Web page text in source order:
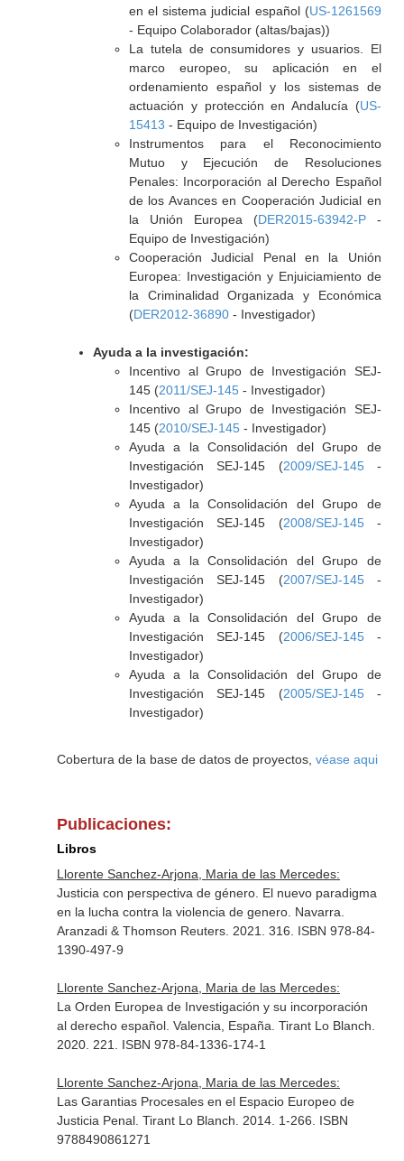
en el sistema judicial español (US-1261569
- Equipo Colaborador (altas/bajas))
La tutela de consumidores y usuarios. El
marco europeo, su aplicación en el
ordenamiento español y los sistemas de
actuación y protección en Andalucía (US-
15413 - Equipo de Investigación)
Instrumentos para el Reconocimiento
Mutuo y Ejecución de Resoluciones
Penales: Incorporación al Derecho Español
de los Avances en Cooperación Judicial en
la Unión Europea (DER2015-63942-P-
Equipo de Investigación)
Cooperación Judicial Penal en la Unión
Europea: Investigación y Enjuiciamiento de
la Criminalidad Organizada y Económica
(DER2012-36890- Investigador)
Ayuda a la investigación:
Incentivo al Grupo de Investigación SEJ-
145 (2011/SEJ-145- Investigador)
Incentivo al Grupo de Investigación SEJ-
145 (2010/SEJ-145- Investigador)
Ayuda a la Consolidación del Grupo de
Investigación SEJ-145 (2009/SEJ-145-
Investigador)
Ayuda a la Consolidación del Grupo de
Investigación SEJ-145 (2008/SEJ-145-
Investigador)
Ayuda a la Consolidación del Grupo de
Investigación SEJ-145 (2007/SEJ-145-
Investigador)
Ayuda a la Consolidación del Grupo de
Investigación SEJ-145 (2006/SEJ-145-
Investigador)
Ayuda a la Consolidación del Grupo de
Investigación SEJ-145 (2005/SEJ-145-
Investigador)
Cobertura de la base de datos de proyectos, véase aqui
Publicaciones:
Libros
Llorente Sanchez-Arjona, Maria de las Mercedes:
Justicia con perspectiva de género. El nuevo paradigma
en la lucha contra la violencia de genero. Navarra.
Aranzadi & Thomson Reuters. 2021. 316. ISBN 978-84-
1390-497-9
Llorente Sanchez-Arjona, Maria de las Mercedes:
La Orden Europea de Investigación y su incorporación
al derecho español. Valencia, España. Tirant Lo Blanch.
2020. 221. ISBN 978-84-1336-174-1
Llorente Sanchez-Arjona, Maria de las Mercedes:
Las Garantias Procesales en el Espacio Europeo de
Justicia Penal. Tirant Lo Blanch. 2014. 1-266. ISBN
9788490861271